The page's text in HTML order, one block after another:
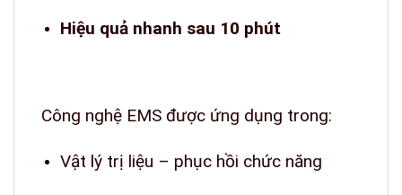
Hiệu quả nhanh sau 10 phút
Công nghệ EMS được ứng dụng trong:
Vật lý trị liệu – phục hồi chức năng